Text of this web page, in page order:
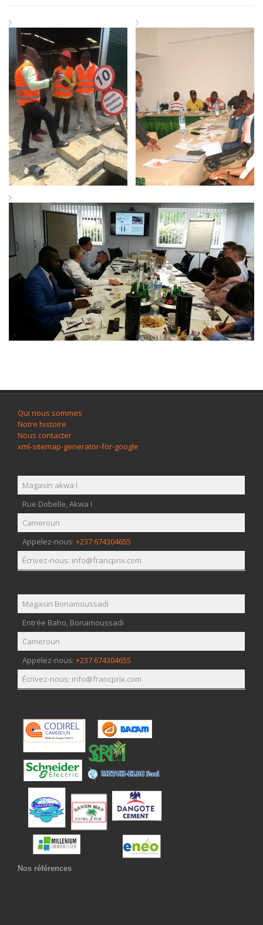
Qui nous sommes
Notre histoire
Nous contacter
xml-sitemap-generator-for-google
Magasin akwa I
Rue Dobelle, Akwa I
Cameroun
Appelez-nous: +237 674304655
Écrivez-nous: info@francprix.com
Magasin Bonamoussadi
Entrée Baho, Bonamoussadi
Cameroun
Appelez-nous: +237 674304655
Écrivez-nous: info@francprix.com
Nos références